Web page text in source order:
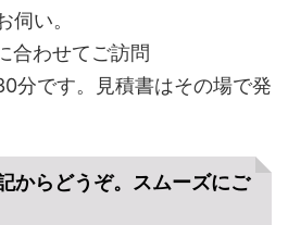
い。
合わせてご訪問
分です。見積書はその場で発
からどうぞ。スムーズにご